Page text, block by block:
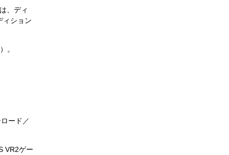
、ディ
ィション
。
ード／
VR2ゲー